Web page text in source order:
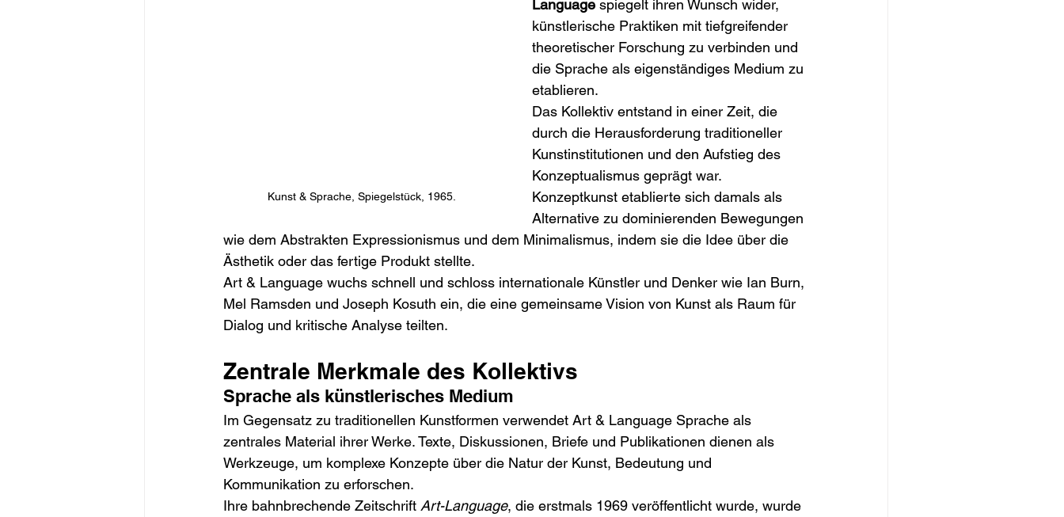
Kunst & Sprache, Spiegelstück, 1965.
Language spiegelt ihren Wunsch wider,
künstlerische Praktiken mit tiefgreifender
theoretischer Forschung zu verbinden und
die Sprache als eigenständiges Medium zu
etablieren.
Das Kollektiv entstand in einer Zeit, die
durch die Herausforderung traditioneller
Kunstinstitutionen und den Aufstieg des
Konzeptualismus geprägt war.
Konzeptkunst etablierte sich damals als
Alternative zu dominierenden Bewegungen
wie dem Abstrakten Expressionismus und dem Minimalismus, indem sie die Idee über die
Ästhetik oder das fertige Produkt stellte.
Art & Language wuchs schnell und schloss internationale Künstler und Denker wie Ian Burn,
Mel Ramsden und Joseph Kosuth ein, die eine gemeinsame Vision von Kunst als Raum für
Dialog und kritische Analyse teilten.
Zentrale Merkmale des Kollektivs
Sprache als künstlerisches Medium
Im Gegensatz zu traditionellen Kunstformen verwendet Art & Language Sprache als
zentrales Material ihrer Werke. Texte, Diskussionen, Briefe und Publikationen dienen als
Werkzeuge, um komplexe Konzepte über die Natur der Kunst, Bedeutung und
Kommunikation zu erforschen.
Ihre bahnbrechende Zeitschrift Art-Language, die erstmals 1969 veröffentlicht wurde, wurde